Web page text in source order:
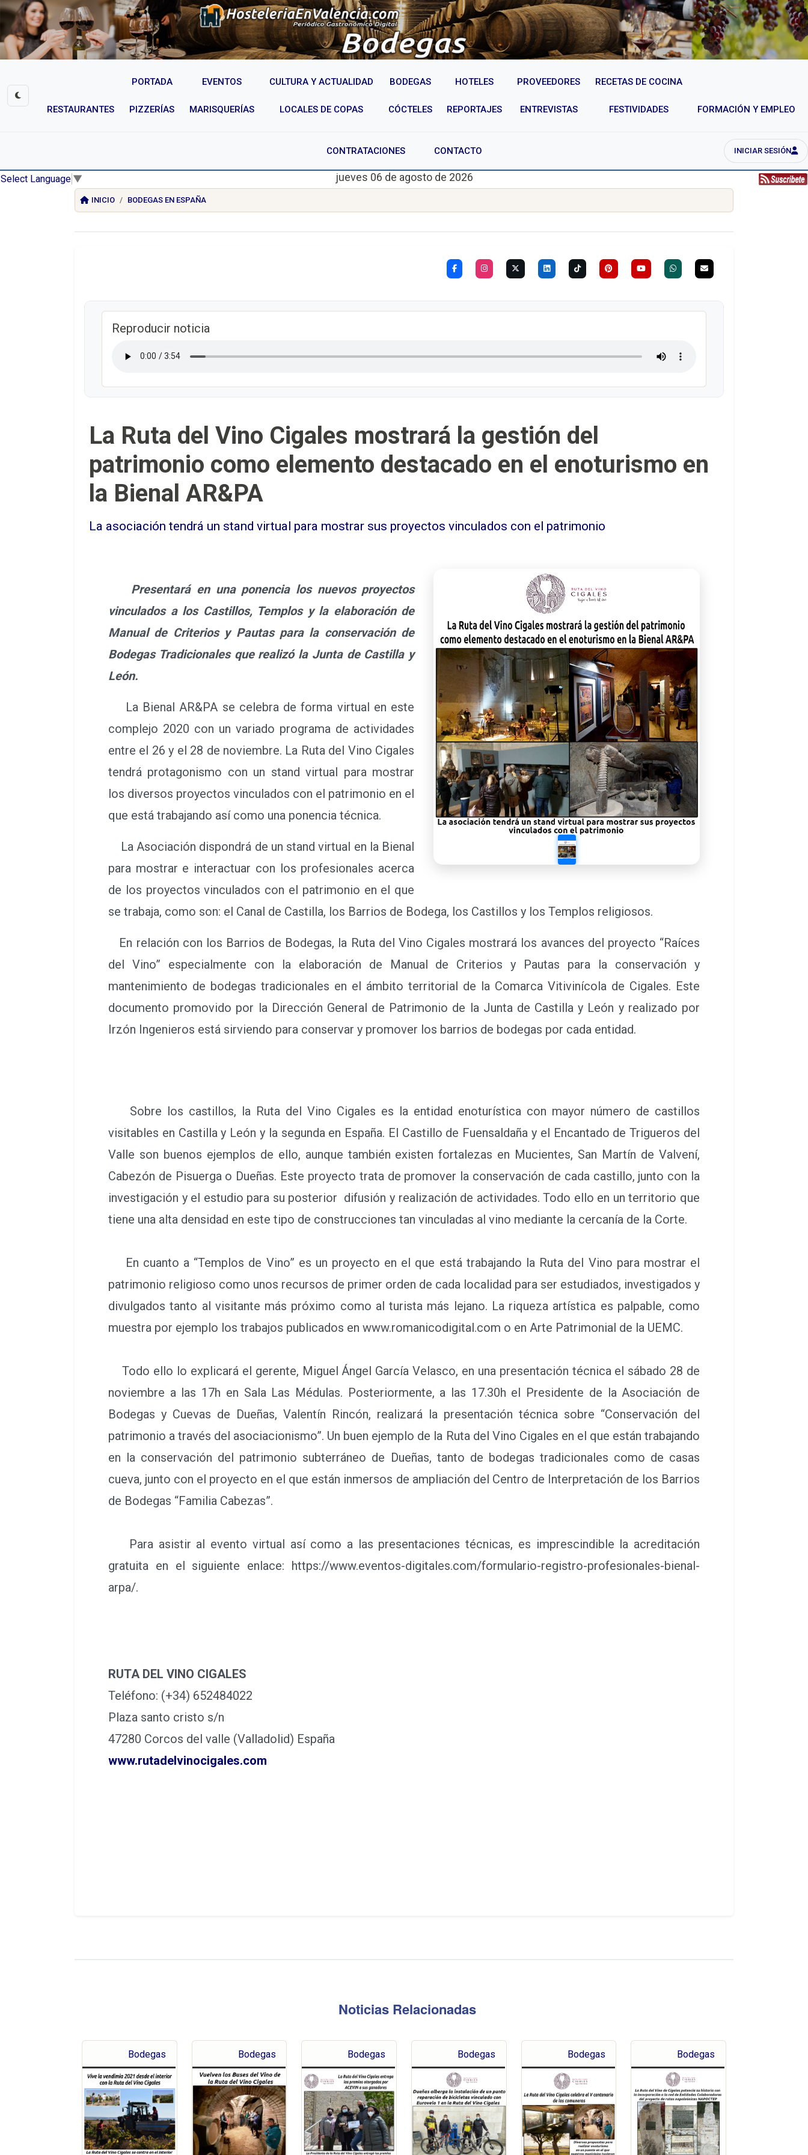
PORTADA EVENTOS CULTURA Y ACTUALIDAD BODEGAS HOTELES PROVEEDORES RECETAS DE COCINA
RESTAURANTES PIZZERÍAS MARISQUERÍAS LOCALES DE COPAS CÓCTELES REPORTAJES ENTREVISTAS FESTIVIDADES FORMACIÓN Y EMPLEO
CONTRATACIONES CONTACTO INICIAR SESIÓN
Select Language ▼ jueves 06 de agosto de 2026
INICIO BODEGAS EN ESPAÑA
Reproducir noticia
La Ruta del Vino Cigales mostrará la gestión del
patrimonio como elemento destacado en el enoturismo en
la Bienal AR&PA
La asociación tendrá un stand virtual para mostrar sus proyectos vinculados con el patrimonio
Presentará en una ponencia los nuevos proyectos
vinculados a los Castillos, Templos y la elaboración de
Manual de Criterios y Pautas para la conservación de
Bodegas Tradicionales que realizó la Junta de Castilla y
León.
La Bienal AR&PA se celebra de forma virtual en este
complejo 2020 con un variado programa de actividades
entre el 26 y el 28 de noviembre. La Ruta del Vino Cigales
tendrá protagonismo con un stand virtual para mostrar
los diversos proyectos vinculados con el patrimonio en el
que está trabajando así como una ponencia técnica.
La Asociación dispondrá de un stand virtual en la Bienal
para mostrar e interactuar con los profesionales acerca
de los proyectos vinculados con el patrimonio en el que
se trabaja, como son: el Canal de Castilla, los Barrios de Bodega, los Castillos y los Templos religiosos.
En relación con los Barrios de Bodegas, la Ruta del Vino Cigales mostrará los avances del proyecto “Raíces
del Vino” especialmente con la elaboración de Manual de Criterios y Pautas para la conservación y
mantenimiento de bodegas tradicionales en el ámbito territorial de la Comarca Vitivinícola de Cigales. Este
documento promovido por la Dirección General de Patrimonio de la Junta de Castilla y León y realizado por
Irzón Ingenieros está sirviendo para conservar y promover los barrios de bodegas por cada entidad.
Sobre los castillos, la Ruta del Vino Cigales es la entidad enoturística con mayor número de castillos
visitables en Castilla y León y la segunda en España. El Castillo de Fuensaldaña y el Encantado de Trigueros del
Valle son buenos ejemplos de ello, aunque también existen fortalezas en Mucientes, San Martín de Valvení,
Cabezón de Pisuerga o Dueñas. Este proyecto trata de promover la conservación de cada castillo, junto con la
investigación y el estudio para su posterior difusión y realización de actividades. Todo ello en un territorio que
tiene una alta densidad en este tipo de construcciones tan vinculadas al vino mediante la cercanía de la Corte.
En cuanto a “Templos de Vino” es un proyecto en el que está trabajando la Ruta del Vino para mostrar el
patrimonio religioso como unos recursos de primer orden de cada localidad para ser estudiados, investigados y
divulgados tanto al visitante más próximo como al turista más lejano. La riqueza artística es palpable, como
muestra por ejemplo los trabajos publicados en www.romanicodigital.com o en Arte Patrimonial de la UEMC.
Todo ello lo explicará el gerente, Miguel Ángel García Velasco, en una presentación técnica el sábado 28 de
noviembre a las 17h en Sala Las Médulas. Posteriormente, a las 17.30h el Presidente de la Asociación de
Bodegas y Cuevas de Dueñas, Valentín Rincón, realizará la presentación técnica sobre “Conservación del
patrimonio a través del asociacionismo”. Un buen ejemplo de la Ruta del Vino Cigales en el que están trabajando
en la conservación del patrimonio subterráneo de Dueñas, tanto de bodegas tradicionales como de casas
cueva, junto con el proyecto en el que están inmersos de ampliación del Centro de Interpretación de los Barrios
de Bodegas “Familia Cabezas”.
Para asistir al evento virtual así como a las presentaciones técnicas, es imprescindible la acreditación
gratuita en el siguiente enlace: https://www.eventos-digitales.com/formulario-registro-profesionales-bienal-
arpa/.
RUTA DEL VINO CIGALES
Teléfono: (+34) 652484022
Plaza santo cristo s/n
47280 Corcos del valle (Valladolid) España
www.rutadelvinocigales.com
Noticias Relacionadas
Bodegas Bodegas Bodegas Bodegas Bodegas Bodegas